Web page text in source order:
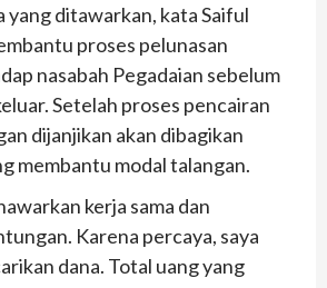
yang ditawarkan, kata Saiful
proses pelunasan
nasabah Pegadaian sebelum
Setelah proses pencairan
dijanjikan akan dibagikan
membantu modal talangan.
kerja sama dan
Karena percaya, saya
dana. Total uang yang